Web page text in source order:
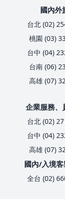
國內外
台北 (02)
桃園 (03)
台中 (04)
台南 (06)
高雄 (07)
企業服務、
台北 (02)
台中 (04)
高雄 (07)
國內/入境
全台 (02)